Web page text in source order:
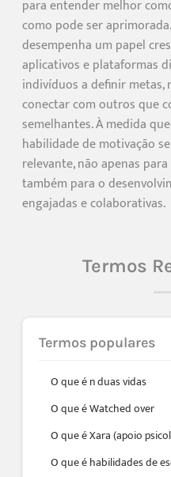
para entender melhor
como pode ser
desempenha um papel
aplicativos e plataformas
indivíduos a definir
conectar com outros que
semelhantes. À medida
habilidade de motivação
relevante, não apenas
também para o
engajadas e colaborativas.
Termos
Termos populares
O que é n duas vidas
O que é Watched over
O que é Xara (apoio
O que é habilidades de